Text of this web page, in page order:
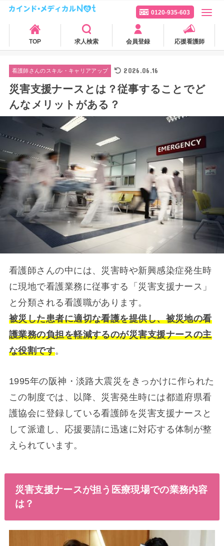
0120-935-603
TOP 求人検索 会員登録 応援看護師
看護師さんのスキル・キャリアアップ 2026.06.16
災害支援ナースとは？従事することでど
んなメリットがある？
看護師さんの中には、災害時や新興感染症発生時
に現地で看護業務に従事する「災害支援ナース」
と分類される看護職があります。
被災した患者に適切な看護を提供し、被災地の看
護業務の負担を軽減するのが災害支援ナースの主
な役割です。
1995年の阪神・淡路大震災をきっかけに作られた
この制度では、以降、災害発生時には都道府県看
護協会に登録している看護師を災害支援ナースと
して派遣し、応援要請に迅速に対応する体制が整
えられています。
災害支援ナースが担う医療現場での業務内容
は？